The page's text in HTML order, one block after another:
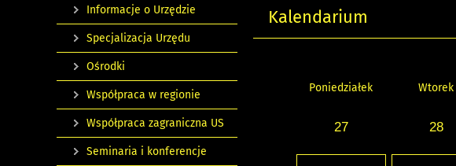
Kalendarium
Poniedziałek Wtorek
27 28
Informacje o Urzędzie
Specjalizacja Urzędu
Ośrodki
Współpraca w regionie
Współpraca zagraniczna US
Seminaria i konferencje